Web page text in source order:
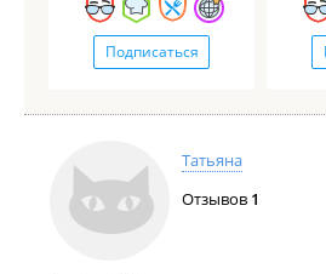
Подписаться
Татьяна
Отзывов 1